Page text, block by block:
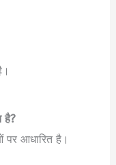
है?
पर आधारित है।